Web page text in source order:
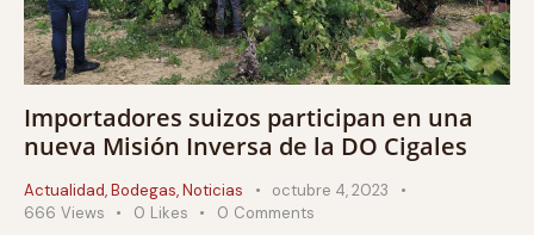
Importadores suizos participan en una
nueva Misión Inversa de la DO Cigales
Actualidad,Bodegas,Noticias
octubre 4, 2023
666 Views 0 Likes 0 Comments